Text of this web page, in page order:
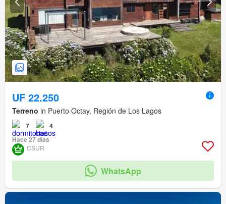
UF 22.250
Terreno in Puerto Octay, Región de Los Lagos
7
4
Hace 27 días
CSUR
WhatsApp